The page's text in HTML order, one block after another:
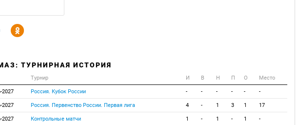
Y
ТУРНИРНАЯ ИСТОРИЯ
Турнир И В Н П О Место
2027 Россия. Кубок России - - - - - -
2027 Россия. Первенство России. Первая лига 4 - 1 3 1 17
2027 Контрольные матчи 1 - 1 - 1 -